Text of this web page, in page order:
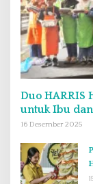
Duo HARRIS
untuk Ibu
Kimbab
16 Desember 2025